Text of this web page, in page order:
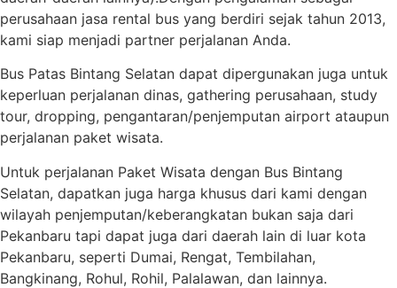
perusahaan jasa rental bus yang berdiri sejak tahun 2013,
kami siap menjadi partner perjalanan Anda.
Bus Patas Bintang Selatan dapat dipergunakan juga untuk
keperluan perjalanan dinas, gathering perusahaan, study
tour, dropping, pengantaran/penjemputan airport ataupun
perjalanan paket wisata.
Untuk perjalanan Paket Wisata dengan Bus Bintang
Selatan, dapatkan juga harga khusus dari kami dengan
wilayah penjemputan/keberangkatan bukan saja dari
Pekanbaru tapi dapat juga dari daerah lain di luar kota
Pekanbaru, seperti Dumai, Rengat, Tembilahan,
Bangkinang, Rohul, Rohil, Palalawan, dan lainnya.